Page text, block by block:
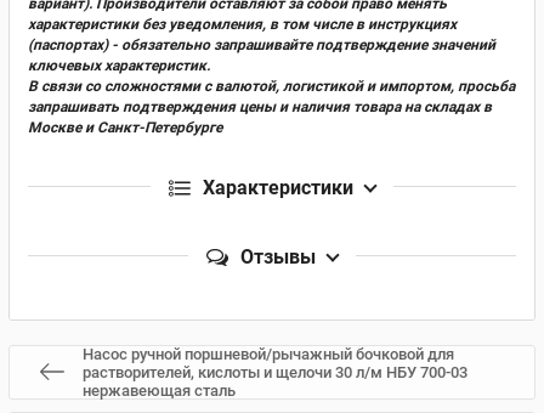
характеристики без уведомления, в том числе в инструкциях
(паспортах) - обязательно запрашивайте подтверждение значений
ключевых характеристик.
В связи со сложностями с валютой, логистикой и импортом, просьба
запрашивать подтверждения цены и наличия товара на складах в
Москве и Санкт-Петербурге
Характеристики
Отзывы
Насос ручной поршневой/рычажный бочковой для
растворителей, кислоты и щелочи 30 л/м НБУ 700-03
нержавеющая сталь